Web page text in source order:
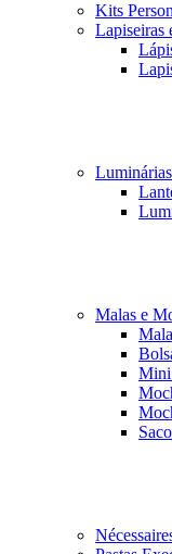
Kits
Lapiseiras
Malas e
Mini